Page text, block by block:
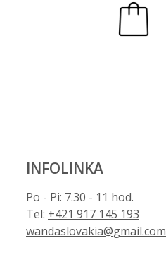
INFOLINKA
Po - Pi: 7.30 - 11 hod.
Tel: +421 917 145 193
wandaslovakia@gmail.com